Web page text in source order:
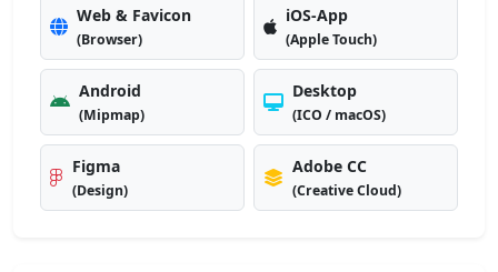
Web & Favicon
(Browser)
iOS-App
(Apple Touch)
Android
(Mipmap)
Desktop
(ICO / macOS)
Figma
(Design)
Adobe CC
(Creative Cloud)